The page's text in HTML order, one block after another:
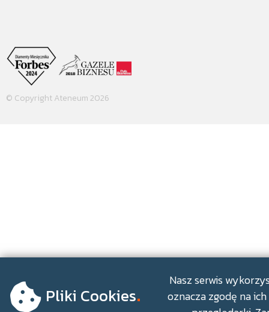
© Copyright Ateneum 2026
Pliki Cookies.
Nasz serwis
oznacza zgodę na